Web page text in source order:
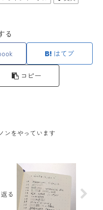
る
はてブ
コピー
ンをやっています
る